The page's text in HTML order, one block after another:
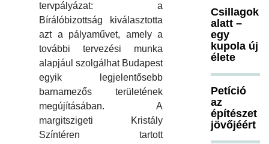
tervpályázat: a
Bírálóbizottság kiválasztotta
azt a pályaművet, amely a
további tervezési munka
alapjául szolgálhat Budapest
egyik legjelentősebb
barnamezős területének
megújításában. A
margitszigeti Kristály
Színtéren tartott
Csillagok
alatt –
egy
kupola új
élete
Petíció
az
építészet
jövőjéért